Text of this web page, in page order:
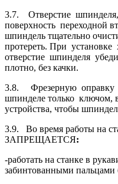
3.7. Отверстие
поверхность переход­ной
шпиндель тщательно
протереть. При
отверстие шпинделя
плотно, без качки.
3.8. Фрезерную оправку
шпинделе только ключом,
устройства, чтобы
3.9. Во время работы на
ЗАПРЕЩАЕТСЯ:
-работать на станке в
забинтованными пальцами